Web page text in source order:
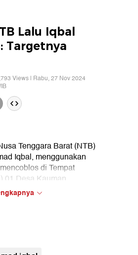
Lalu Iqbal
Targetnya
Views | Rabu, 27 Nov 2024
Tenggara Barat (NTB)
Iqbal, menggunakan
di Tempat
01 Desa Kauman,
Tengah.